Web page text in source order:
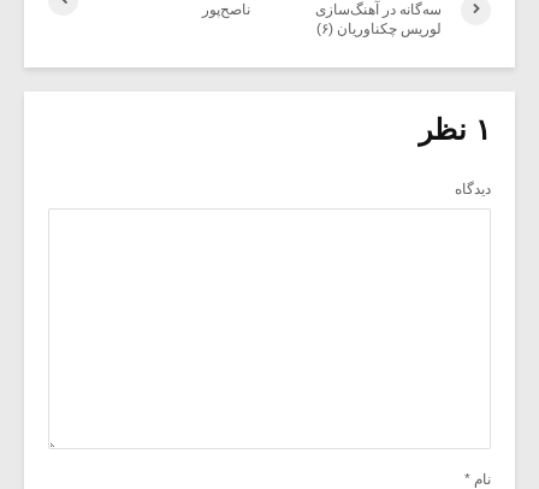
ناصح‌پور
سه‌گانه در آهنگ‌سازی
لوریس چکناوریان (۶)
۱ نظر
دیدگاه
نام *